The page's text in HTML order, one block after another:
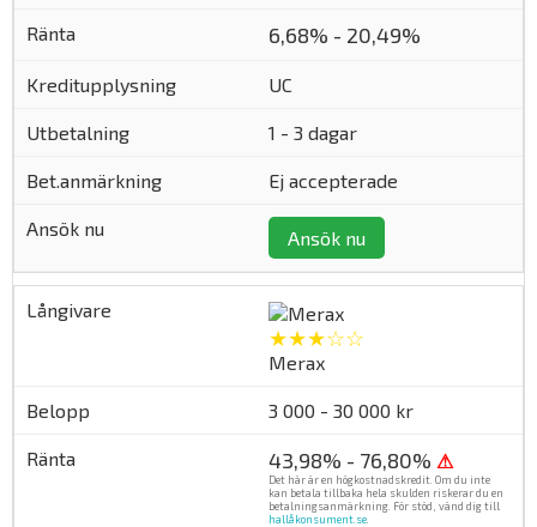
6,68% - 20,49%
UC
1 - 3 dagar
Ej accepterade
Ansök nu
★★★☆☆
Merax
3 000 - 30 000 kr
43,98% - 76,80% ⚠
Det här är en högkostnadskredit. Om du inte
kan betala tillbaka hela skulden riskerar du en
betalningsanmärkning. För stöd, vänd dig till
hallåkonsument.se